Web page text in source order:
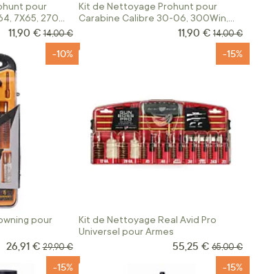
pour
7X65, 270
Prix Spécial
11,90 € Prix normal
14,00 €
Kit de Nettoyage Prohunt pour
Carabine Calibre 30-06, 300Win,
Prix Spécial
11,90 € Prix normal
14,00 €
pour
-10%
Prix Spécial
26,91 € Prix normal
29,90 €
Kit de Nettoyage Real Avid Pro
Universel pour Armes
-15%
Prix Spécial
55,25 € Prix normal
65,00 €
-15% -15%